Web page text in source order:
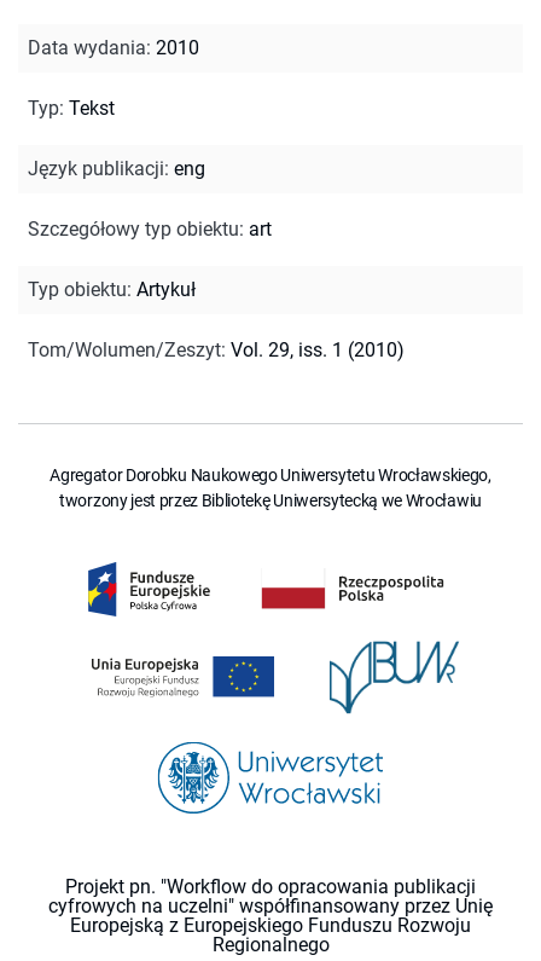
Data wydania: 2010
Typ: Tekst
Język publikacji: eng
Szczegółowy typ obiektu: art
Typ obiektu: Artykuł
Tom/Wolumen/Zeszyt: Vol. 29, iss. 1 (2010)
Agregator Dorobku Naukowego Uniwersytetu Wrocławskiego,
tworzony jest przez Bibliotekę Uniwersytecką we Wrocławiu
Projekt pn. "Workflow do opracowania publikacji
cyfrowych na uczelni" współfinansowany przez Unię
Europejską z Europejskiego Funduszu Rozwoju
Regionalnego